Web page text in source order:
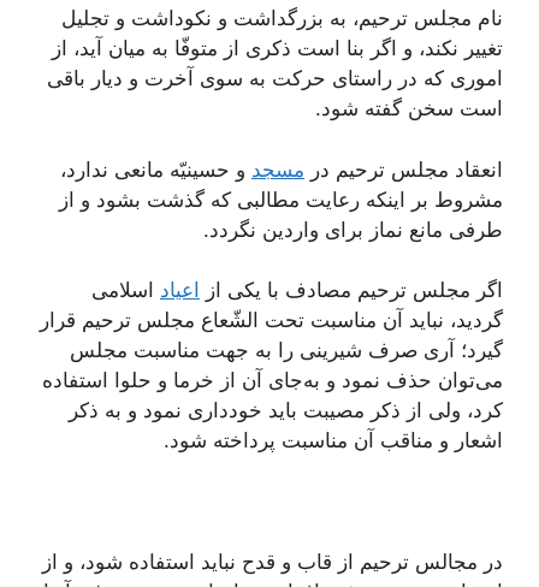
نام مجلس ترحیم، به بزرگداشت و نکوداشت و تجلیل
تغییر نکند، و اگر بنا است ذکری از متوفّا به میان آید، از
اموری که در راستای حرکت به سوی آخرت و دیار باقی
است سخن گفته شود.
انعقاد مجلس ترحیم در مسجد و حسینیّه مانعی ندارد،
مشروط بر اینکه رعایت مطالبی که گذشت بشود و از
طرفی مانع نماز برای واردین نگردد.
اگر مجلس ترحیم مصادف با یکی از اعیاد اسلامی
گردید، نباید آن مناسبت تحت الشّعاع مجلس ترحیم قرار
گیرد؛ آری صرف شیرینی را به جهت مناسبت مجلس
می‌توان حذف نمود و به‌جای آن از خرما و حلوا استفاده
کرد، ولی از ذکر مصیبت باید خودداری نمود و به ذکر
اشعار و مناقب آن مناسبت پرداخته شود.
در مجالس ترحیم از قاب و قدح نباید استفاده شود، و از